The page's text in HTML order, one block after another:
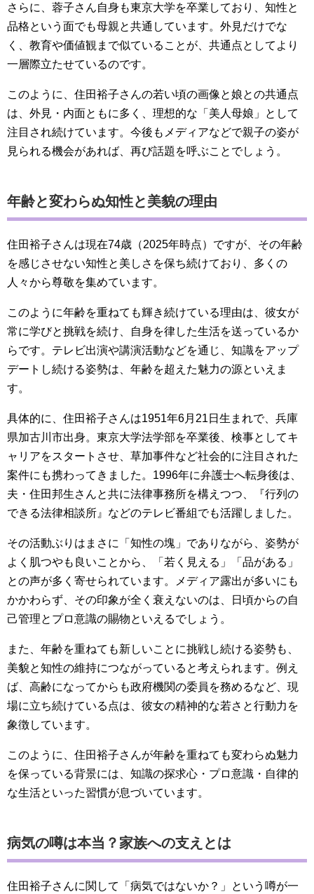
さらに、蓉子さん自身も東京大学を卒業しており、知性と
品格という面でも母親と共通しています。外見だけでな
く、教育や価値観まで似ていることが、共通点としてより
一層際立たせているのです。
このように、住田裕子さんの若い頃の画像と娘との共通点
は、外見・内面ともに多く、理想的な「美人母娘」として
注目され続けています。今後もメディアなどで親子の姿が
見られる機会があれば、再び話題を呼ぶことでしょう。
年齢と変わらぬ知性と美貌の理由
住田裕子さんは現在74歳（2025年時点）ですが、その年齢
を感じさせない知性と美しさを保ち続けており、多くの
人々から尊敬を集めています。
このように年齢を重ねても輝き続けている理由は、彼女が
常に学びと挑戦を続け、自身を律した生活を送っているか
らです。テレビ出演や講演活動などを通じ、知識をアップ
デートし続ける姿勢は、年齢を超えた魅力の源といえま
す。
具体的に、住田裕子さんは1951年6月21日生まれで、兵庫
県加古川市出身。東京大学法学部を卒業後、検事としてキ
ャリアをスタートさせ、草加事件など社会的に注目された
案件にも携わってきました。1996年に弁護士へ転身後は、
夫・住田邦生さんと共に法律事務所を構えつつ、『行列の
できる法律相談所』などのテレビ番組でも活躍しました。
その活動ぶりはまさに「知性の塊」でありながら、姿勢が
よく肌つやも良いことから、「若く見える」「品がある」
との声が多く寄せられています。メディア露出が多いにも
かかわらず、その印象が全く衰えないのは、日頃からの自
己管理とプロ意識の賜物といえるでしょう。
また、年齢を重ねても新しいことに挑戦し続ける姿勢も、
美貌と知性の維持につながっていると考えられます。例え
ば、高齢になってからも政府機関の委員を務めるなど、現
場に立ち続けている点は、彼女の精神的な若さと行動力を
象徴しています。
このように、住田裕子さんが年齢を重ねても変わらぬ魅力
を保っている背景には、知識の探求心・プロ意識・自律的
な生活といった習慣が息づいています。
病気の噂は本当？家族への支えとは
住田裕子さんに関して「病気ではないか？」という噂が一